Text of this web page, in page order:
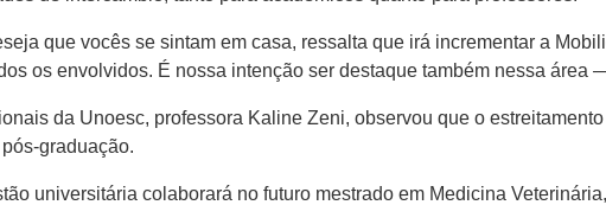
que vocês se sintam em casa, ressalta que irá incrementar a
os envolvidos. É nossa intenção ser destaque também nessa área
da Unoesc, professora Kaline Zeni, observou que o
graduação.
universitária colaborará no futuro mestrado em Medicina